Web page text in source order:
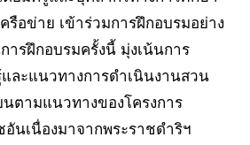
รือข่าย เข้าร่วมการฝึกอบรมอย่าง
ารฝึกอบรมครั้งนี้ มุ่งเน้นการ
ละแนวทางการดำเนินงานสวน
นตามแนวทางของโครงการ
นเนื่องมาจากพระราชดำริฯ